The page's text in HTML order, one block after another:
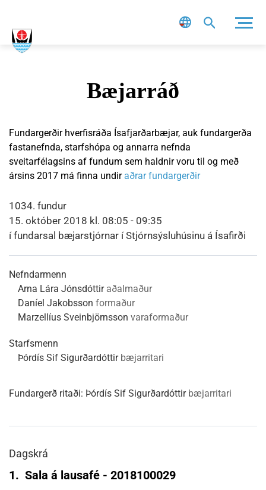
Bæjarráð
Fundargerðir hverfisráða Ísafjarðarbæjar, auk fundargerða
fastanefnda, starfshópa og annarra nefnda
sveitarfélagsins af fundum sem haldnir voru til og með
ársins 2017 má finna undir aðrar fundargerðir
1034. fundur
15. október 2018 kl. 08:05 - 09:35
í fundarsal bæjarstjórnar í Stjórnsýsluhúsinu á Ísafirði
Nefndarmenn
Arna Lára Jónsdóttir aðalmaður
Daníel Jakobsson formaður
Marzellíus Sveinbjörnsson varaformaður
Starfsmenn
Þórdís Sif Sigurðardóttir bæjarritari
Fundargerð ritaði: Þórdís Sif Sigurðardóttir bæjarritari
Dagskrá
1. Sala á lausafé - 2018100029